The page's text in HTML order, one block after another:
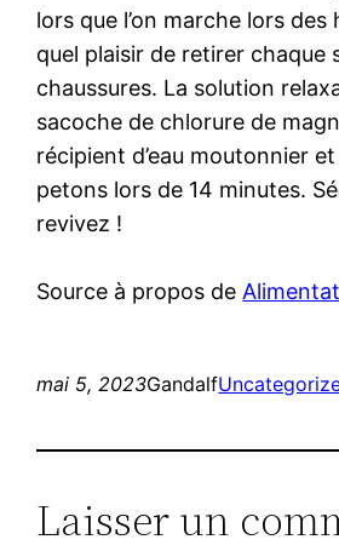
lors que l’on marche lors des
quel plaisir de retirer chaque
chaussures. La solution
sacoche de chlorure de
récipient d’eau moutonnier
petons lors de 14 minutes.
revivez !
Source à propos de
mai 5, 2023Gandalf
Laisser un